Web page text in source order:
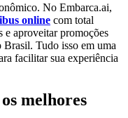
No Embarca.ai,
online com total
e aproveitar promoções
Brasil. Tudo isso em uma
facilitar sua experiência
melhores